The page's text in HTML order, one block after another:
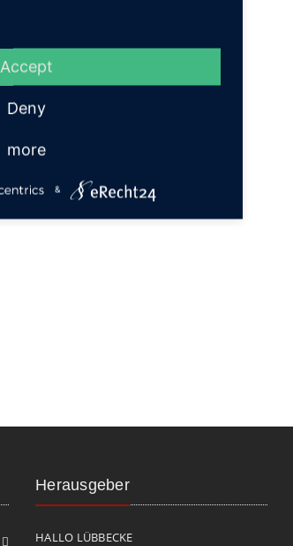
Herausgeber
HALLO LÜBBECKE
Accept
Deny
more
&